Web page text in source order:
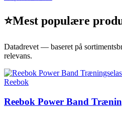
⭐Mest populære
Datadrevet — baseret på
relevans.
Reebok
Reebok Power Band